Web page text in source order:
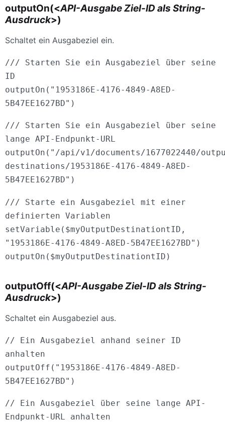
outputOn(<API-Ausgabe Ziel-ID als String-
Ausdruck>)
Schaltet ein Ausgabeziel ein.
/// Starten Sie ein Ausgabeziel über seine
ID
outputOn("1953186E-4176-4849-A8ED-
5B47EE1627BD")
/// Starten Sie ein Ausgabeziel über seine
lange API-Endpunkt-URL
outputOn("/api/v1/documents/1677022440/
destinations/1953186E-4176-4849-A8ED-
5B47EE1627BD")
/// Starte ein Ausgabeziel mit einer
definierten Variablen
setVariable($myOutputDestinationtID,
"1953186E-4176-4849-A8ED-5B47EE1627BD")
outputOn($myOutputDestinationtID)
outputOff(<API-Ausgabe Ziel-ID als String-
Ausdruck>)
Schaltet ein Ausgabeziel aus.
// Ein Ausgabeziel anhand seiner ID
anhalten
outputOff("1953186E-4176-4849-A8ED-
5B47EE1627BD")
// Ein Ausgabeziel über seine lange API-
Endpunkt-URL anhalten